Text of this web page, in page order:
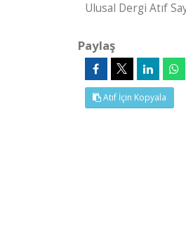
Ulusal Dergi Atıf
Paylaş
Atıf İçin Kopyala